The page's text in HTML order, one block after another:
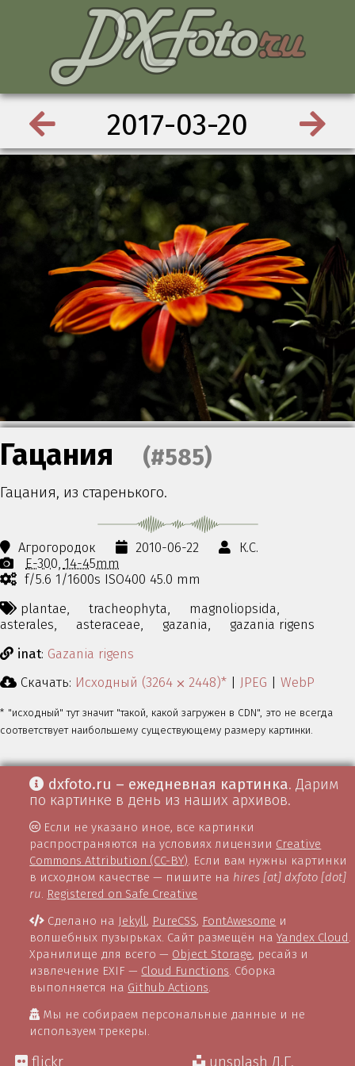
2017-03-20
Гацания (#585)
Гацания, из старенького.
Агрогородок 2010-06-22
К.С.
E-300 14-45mm
f/5.6 1/1600s ISO400 45.0 mm
plantae,
tracheophyta,
magnoliopsida,
asterales,
asteraceae, gazania,
gazania rigens
inat: Gazania rigens
Скачать: Исходный (3264 ⨉ 2448)* JPEG WebP
* "исходный" тут значит "такой, какой загружен в CDN", это не всегда
соответствует наибольшему существующему размеру картинки.
dxfoto.ru – ежедневная картинка. Дарим
по картинке в день из наших архивов.
Если не указано иное, все картинки
распространяются на условиях лицензии Creative
Commons Attribution (CC-BY). Если вам нужны картинки
в исходном качестве — пишите на hires [at] dxfoto [dot]
ru. Registered on Safe Creative
Сделано на Jekyll, PureCSS, FontAwesome и
волшебных пузырьках. Сайт размещён наYandex Cloud.
Хранилище для всего — Object Storage, ресайз и
извлечение EXIF — Cloud Functions. Сборка
выполняется на Github Actions.
Мы не собираем персональные данные и не
используем трекеры.
flickr unsplash Д.Г.